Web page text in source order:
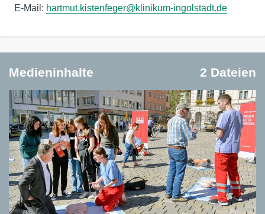
E-Mail: hartmut.kistenfeger@klinikum-ingolstadt.de
Medieninhalte 2 Dateien